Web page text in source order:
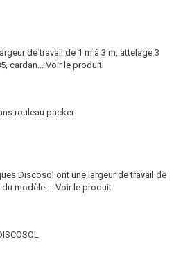
de travail de 1 m à 3 m, attelage 3
cardan... Voir le produit
rouleau packer
Discosol ont une largeur de travail de
modèle.... Voir le produit